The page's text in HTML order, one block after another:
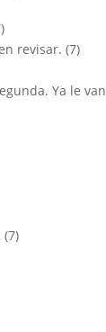
revisar. (7)
Ya le van